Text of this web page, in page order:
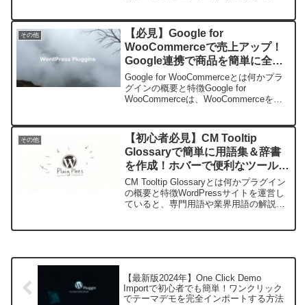
能です。WordPressのデフォルトの...
その他
【必見】Google for
WooCommerceで売上アップ！
Google連携で商品を簡単に全世
界へ展開する方法
Google for WooCommerceとは何かプラ
グインの概要と特徴Google for
WooCommerceは、WooCommerceを利
ワーク上に商品...
その他
【初心者必見】CM Tooltip
Glossaryで簡単に用語集＆辞書
を作成！ホバーで便利なツールチ
ップ表示を実現する方法
CM Tooltip Glossaryとは何かプラグイン
の概要と特徴WordPressサイトを運営し
ていると、専門用語や業界用語の解説を
【最新版2024年】One Click Demo
Importで初心者でも簡単！ワンクリック
でテーマデモを完全インポートする方法